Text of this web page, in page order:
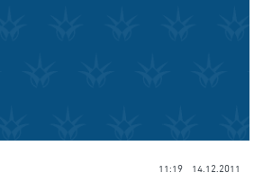
14.12.2011
11:19